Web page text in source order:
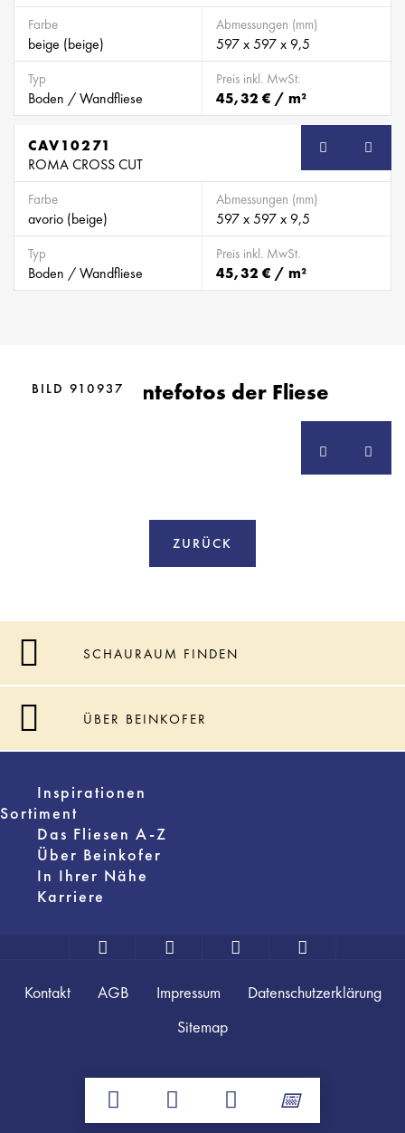
Farbe
beige (beige)
Abmessungen (mm)
597 x 597 x 9,5
Typ
Boden / Wandfliese
Preis inkl. MwSt.
45,32 € / m²
CAV10271
ROMA CROSS CUT
Farbe
avorio (beige)
Abmessungen (mm)
597 x 597 x 9,5
Typ
Boden / Wandfliese
Preis inkl. MwSt.
45,32 € / m²
Ambientefotos der Fliese
BILD 910936
BILD 910937
ZURÜCK
SCHAURAUM FINDEN
ÜBER BEINKOFER
Inspirationen
Sortiment
Das Fliesen A-Z
Über Beinkofer
In Ihrer Nähe
Karriere
Kontakt AGB Impressum
Datenschutzerklärung
Sitemap